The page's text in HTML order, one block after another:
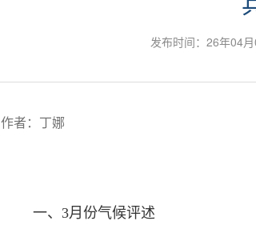
发布时间：26年04
作者：丁娜
一、3月份气候评述